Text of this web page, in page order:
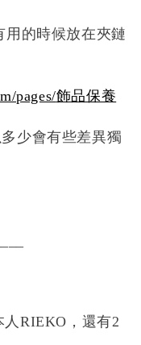
的時候放在夾鏈
pages/飾品保養
少會有些差異獨
人RIEKO ，還有2